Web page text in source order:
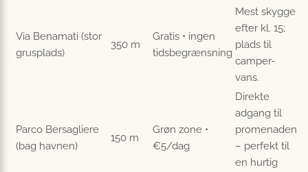
Via Benamati (stor
grusplads)
350 m
Gratis • ingen
tidsbegrænsning
Mest skygge
efter kl. 15;
plads til
camper-
vans.
Parco Bersagliere
(bag havnen)
150 m
Grøn zone •
€5/dag
Direkte
adgang til
promenaden
– perfekt til
en hurtig